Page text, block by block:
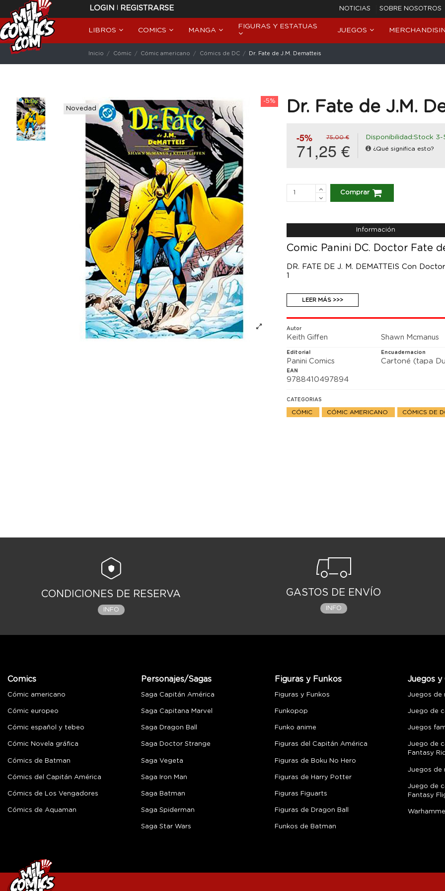
LOGIN | REGISTRARSE NOTICIAS SOBRE NOSOTROS
LIBROS COMICS MANGA
FIGURAS Y ESTATUAS
JUEGOS
Inicio Cómic Cómic americano Cómics de DC Dr. Fate de J.M. Dematteis
-5%
Novedad
Dr. Fate de J.M.
-5% 75,00 €
71,25 €
Disponibilidad:Stock 3-
¿Qué significa esto?
Comprar
Información
Comic Panini DC. Doctor Fate
DR. FATE DE J. M. DEMATTEIS Con
1
A finales de los ochenta, el legendario
caos, el orden y la familia. Kent Nelson,
nuevo Doctor Fate. Por J. M. DeMatteis,
LEER MÁS >>>
Autor
Keith Giffen Shawn Mcmanus
Editorial
Panini Comics
Encuadernacion
Cartoné (tapa
EAN
9788410497894
CATEGORIAS
CÓMIC CÓMIC AMERICANO CÓMICS DE
CONDICIONES DE RESERVA
INFO
GASTOS DE ENVÍO
INFO
Comics
Cómic americano
Cómic europeo
Cómic español y tebeo
Cómic Novela gráfica
Cómics de Batman
Cómics del Capitán América
Cómics de Los Vengadores
Cómics de Aquaman
Personajes/Sagas
Saga Capitán América
Saga Capitana Marvel
Saga Dragon Ball
Saga Doctor Strange
Saga Vegeta
Saga Iron Man
Saga Batman
Saga Spiderman
Saga Star Wars
Figuras y Funkos
Figuras y Funkos
Funkopop
Funko anime
Figuras del Capitán América
Figuras de Boku No Hero
Figuras de Harry Potter
Figuras Figuarts
Figuras de Dragon Ball
Funkos de Batman
Juegos y
Juegos de
Juego de
Juegos
Juego de
Fantasy
Juegos de
Juego de
Fantasy